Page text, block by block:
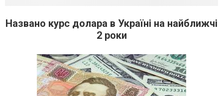
Названо курс долара в Україні на найближчі
2 роки